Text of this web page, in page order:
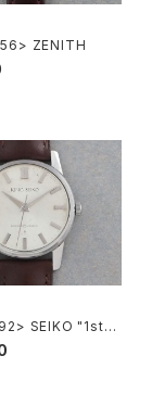
ZENITH
SEIKO "1st"